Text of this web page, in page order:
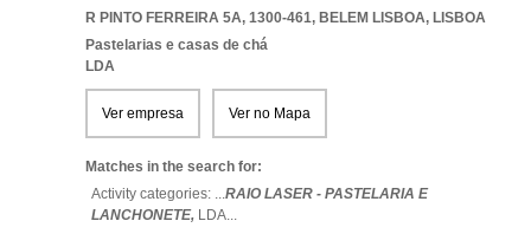
R PINTO FERREIRA 5A, 1300-461, BELEM LISBOA, LISBOA
Pastelarias e casas de chá
LDA
Ver empresa Ver no Mapa
Matches in the search for:
Activity categories: ...RAIO LASER - PASTELARIA E
LANCHONETE, LDA...